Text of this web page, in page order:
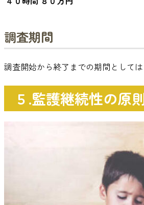
調査期間
調査開始から終了までの期間として
５.監護継続性の原